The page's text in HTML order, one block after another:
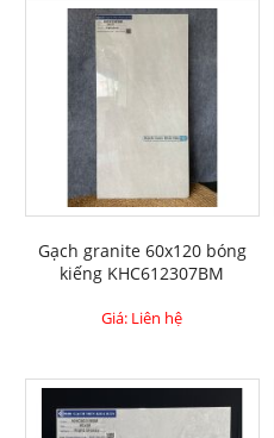
Gạch granite 60x120 bóng
kiếng KHC612307BM
Giá: Liên hệ